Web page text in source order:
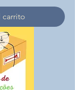
carrito